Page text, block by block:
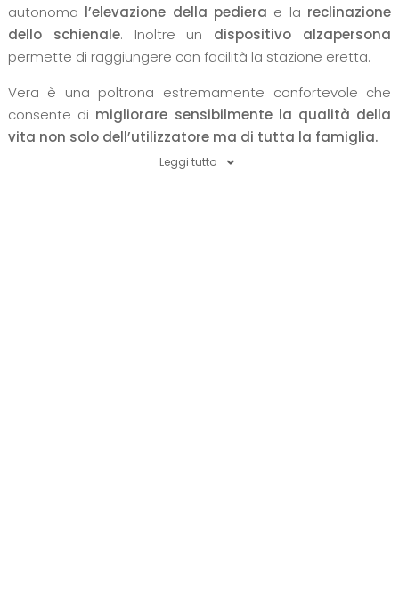
autonoma l’elevazione della pediera e la reclinazione
dello schienale. Inoltre un dispositivo alzapersona
permette di raggiungere con facilità la stazione eretta.
Vera è una poltrona estremamente confortevole che
consente di migliorare sensibilmente la qualità della
vita non solo dell’utilizzatore ma di tutta la famiglia.
Leggi tutto